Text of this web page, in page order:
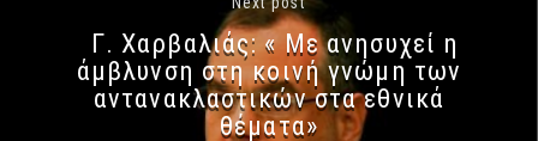
Γ. Χαρβαλιάς: « Με ανησυχεί η
άμβλυνση στη κοινή γνώμη των
αντανακλαστικών στα εθνικά
θέματα»